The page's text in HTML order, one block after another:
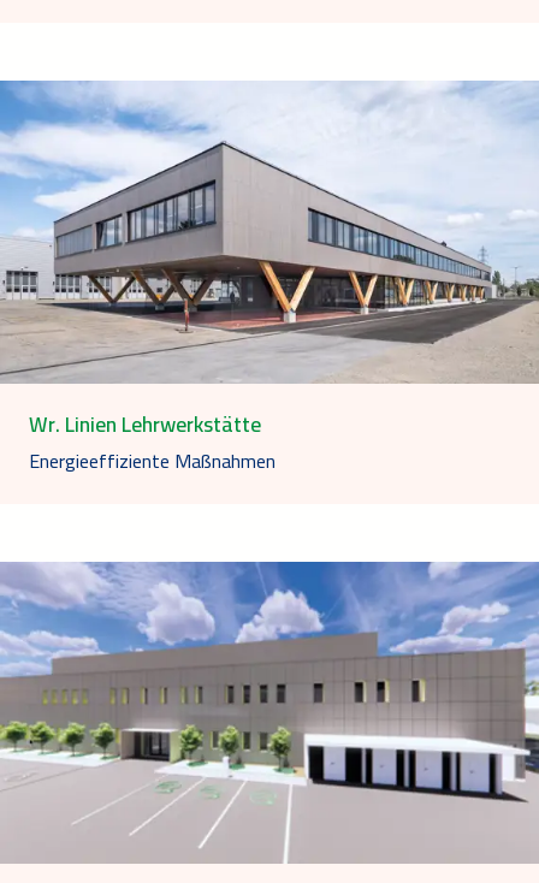
Wr. Linien Lehrwerkstätte
Energieeffiziente Maßnahmen